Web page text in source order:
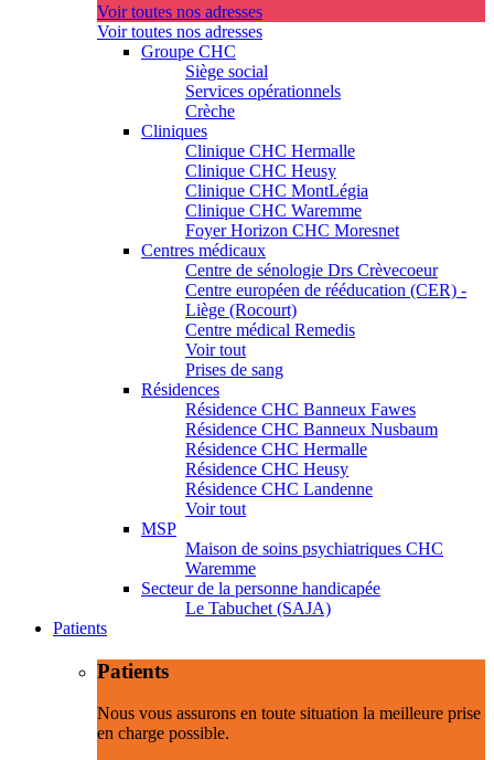
Voir toutes nos adresses
Voir toutes nos adresses
Groupe CHC
Siège social
Services opérationnels
Crèche
Cliniques
Clinique CHC Hermalle
Clinique CHC Heusy
Clinique CHC MontLégia
Clinique CHC Waremme
Foyer Horizon CHC Moresnet
Centres médicaux
Centre de sénologie Drs Crèvecoeur
Centre européen de rééducation (CER) -
Liège (Rocourt)
Centre médical Remedis
Voir tout
Prises de sang
Résidences
Résidence CHC Banneux Fawes
Résidence CHC Banneux Nusbaum
Résidence CHC Hermalle
Résidence CHC Heusy
Résidence CHC Landenne
Voir tout
MSP
Maison de soins psychiatriques CHC
Waremme
Secteur de la personne handicapée
Le Tabuchet (SAJA)
Patients
Patients
Nous vous assurons en toute situation la meilleure prise
en charge possible.